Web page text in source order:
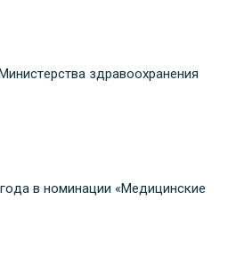
здравоохранения
в номинации «Медицинские